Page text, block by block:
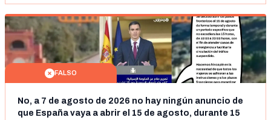
FALSO
No, a 7 de agosto de 2026 no hay ningún anuncio de
que España vaya a abrir el 15 de agosto, durante 15